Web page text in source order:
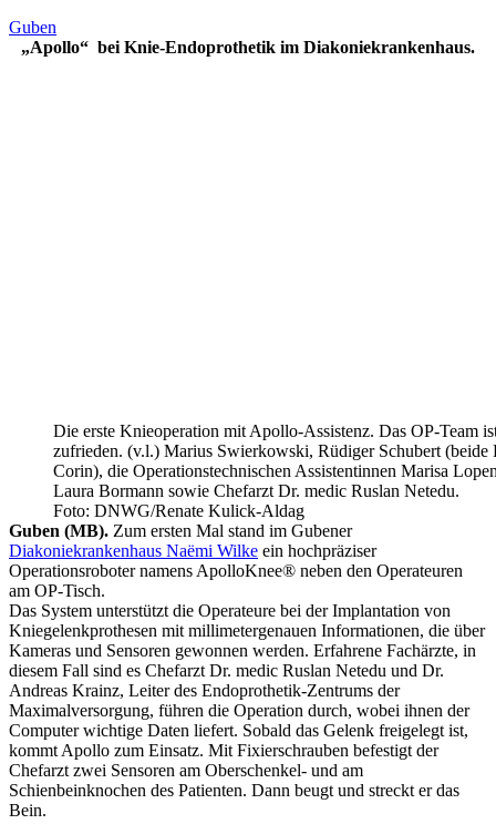
Guben
„Apollo“ bei Knie-Endoprothetik im Diakoniekrankenhaus.
Die erste Knieoperation mit Apollo-Assistenz. Das OP-Team
zufrieden. (v.l.) Marius Swierkowski, Rüdiger Schubert (beide
Corin), die Operationstechnischen Assistentinnen Marisa
Laura Bormann sowie Chefarzt Dr. medic Ruslan Netedu.
Foto: DNWG/Renate Kulick-Aldag
Guben (MB). Zum ersten Mal stand im Gubener
Diakoniekrankenhaus Naëmi Wilke ein hochpräziser
Operationsroboter namens ApolloKnee® neben den Operateuren
am OP-Tisch.
Das System unterstützt die Operateure bei der Implantation von
Kniegelenkprothesen mit millimetergenauen Informationen, die über
Kameras und Sensoren gewonnen werden. Erfahrene Fachärzte, in
diesem Fall sind es Chefarzt Dr. medic Ruslan Netedu und Dr.
Andreas Krainz, Leiter des Endoprothetik-Zentrums der
Maximalversorgung, führen die Operation durch, wobei ihnen der
Computer wichtige Daten liefert. Sobald das Gelenk freigelegt ist,
kommt Apollo zum Einsatz. Mit Fixierschrauben befestigt der
Chefarzt zwei Sensoren am Oberschenkel- und am
Schienbeinknochen des Patienten. Dann beugt und streckt er das
Bein.